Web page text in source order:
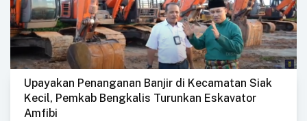
Upayakan Penanganan Banjir di Kecamatan Siak
Kecil, Pemkab Bengkalis Turunkan Eskavator
Amfibi